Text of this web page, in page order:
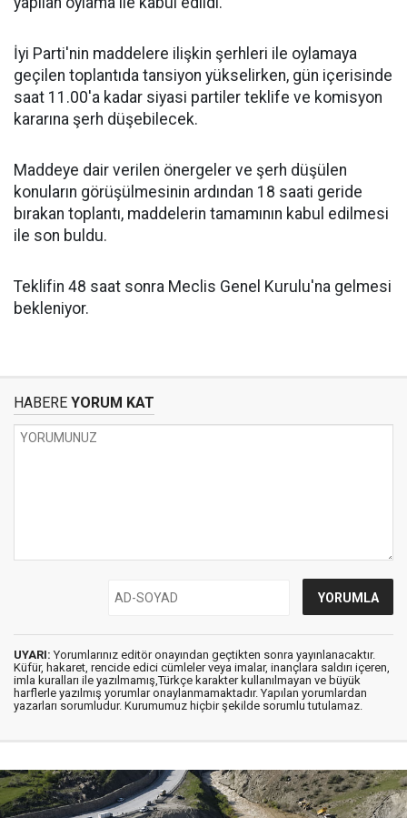
İyi Parti'nin maddelere ilişkin şerhleri ile oylamaya
geçilen toplantıda tansiyon yükselirken, gün içerisinde
saat 11.00'a kadar siyasi partiler teklife ve komisyon
kararına şerh düşebilecek.
Maddeye dair verilen önergeler ve şerh düşülen
konuların görüşülmesinin ardından 18 saati geride
bırakan toplantı, maddelerin tamamının kabul edilmesi
ile son buldu.
Teklifin 48 saat sonra Meclis Genel Kurulu'na gelmesi
bekleniyor.
HABERE YORUM KAT
UYARI: Yorumlarınız editör onayından geçtikten sonra yayınlanacaktır.
Küfür, hakaret, rencide edici cümleler veya imalar, inançlara saldırı içeren,
imla kuralları ile yazılmamış,Türkçe karakter kullanılmayan ve büyük
harflerle yazılmış yorumlar onaylanmamaktadır. Yapılan yorumlardan
yazarları sorumludur. Kurumumuz hiçbir şekilde sorumlu tutulamaz.